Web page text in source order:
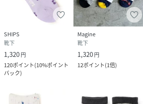
SHIPS
靴下
1,320円
120ポイント(10%ポイント
バック)
Magine
靴下
1,320円
12ポイント(1倍)